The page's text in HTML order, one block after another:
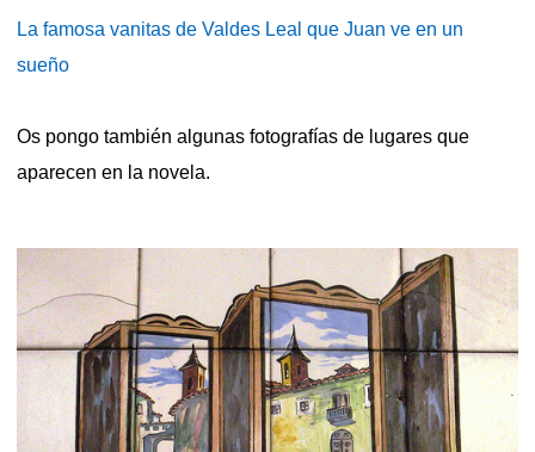
La famosa vanitas de Valdes Leal que Juan ve en un
sueño
Os pongo también algunas fotografías de lugares que
aparecen en la novela.